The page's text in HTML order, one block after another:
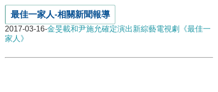
最佳一家人-相關新聞報導
2017-03-16-金旻載和尹施允確定演出新綜藝電視劇《最佳一
家人》